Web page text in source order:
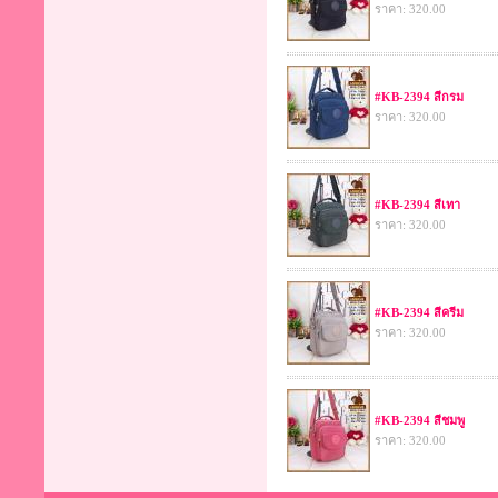
ราคา: 320.00
#KB-2394 สีกรม
ราคา: 320.00
#KB-2394 สีเทา
ราคา: 320.00
#KB-2394 สีครีม
ราคา: 320.00
#KB-2394 สีชมพู
ราคา: 320.00